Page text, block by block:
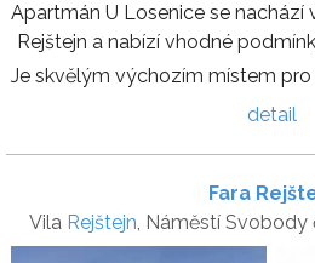
Apartmán U Losenice se
Rejštejn a nabízí vhodné
Je skvělým výchozím místem pro
detail
Fara
Vila Rejštejn, Náměstí Svobody